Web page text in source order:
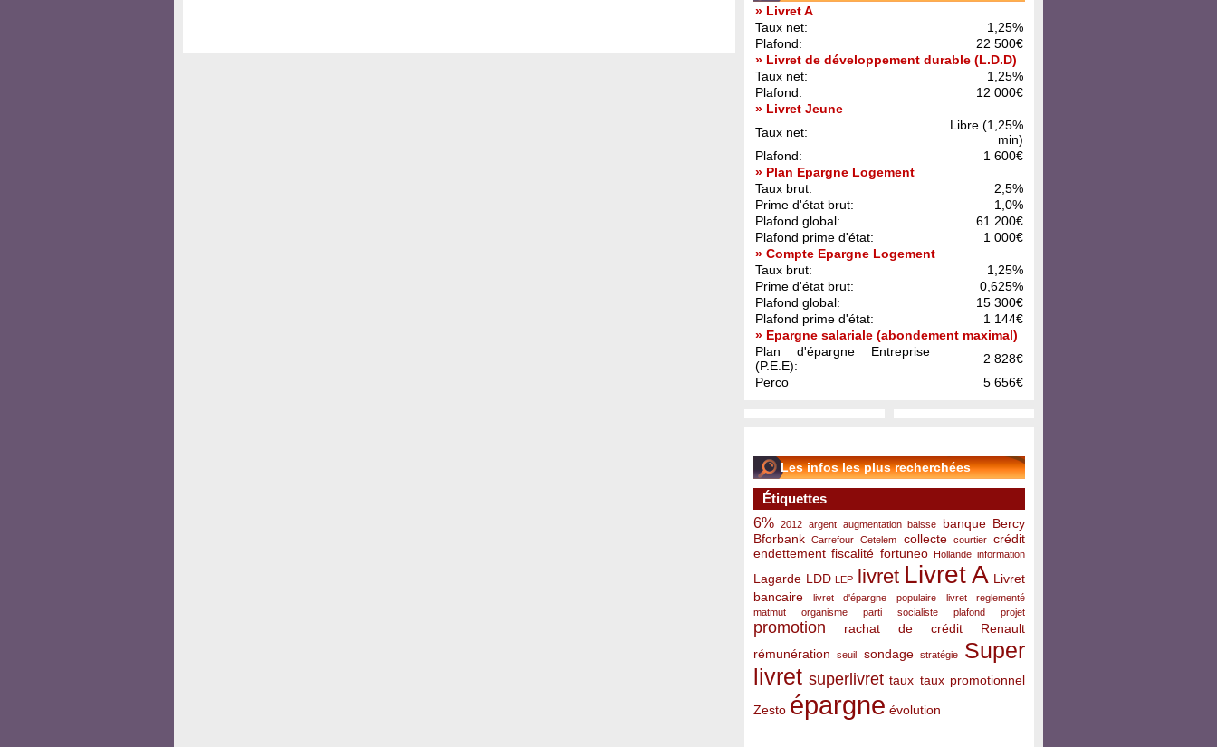
» Livret A
Taux net:
1,25%
Plafond:
22 500€
» Livret de développement durable (L.D.D)
Taux net:
1,25%
Plafond:
12 000€
» Livret Jeune
Taux net:
Libre (1,25%
min)
Plafond:
1 600€
» Plan Epargne Logement
Taux brut:
2,5%
Prime d'état brut:
1,0%
Plafond global:
61 200€
Plafond prime d'état:
1 000€
» Compte Epargne Logement
Taux brut:
1,25%
Prime d'état brut:
0,625%
Plafond global:
15 300€
Plafond prime d'état:
1 144€
» Epargne salariale (abondement maximal)
Plan d'épargne Entreprise
(P.E.E):
2 828€
Perco
5 656€
Les infos les plus recherchées
Étiquettes
6% 2012 argent augmentation baisse banque Bercy
Bforbank
Carrefour Cetelem collecte courtier
crédit
endettement fiscalité fortuneo Hollande information
Lagarde LDD LEP livret Livret A Livret
bancaire
livret d'épargne populaire
livret reglementé
matmut
organisme parti socialiste plafond projet
promotion rachat de crédit
Renault
rémunération
seuil sondage stratégie
Super
livret superlivret taux taux promotionnel
Zesto épargne évolution